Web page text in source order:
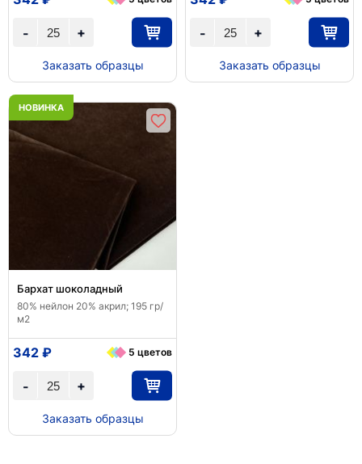
+
-
Заказать образцы
+
-
Заказать образцы
НОВИНКА
Бархат шоколадный
80% нейлон 20% акрил; 195 гр/
м2
+
-
342 ₽ 5 цветов
Заказать образцы